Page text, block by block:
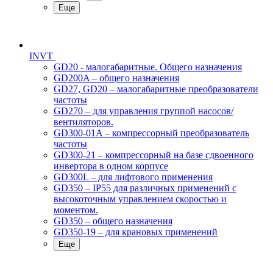
Еще
INVT
GD20 - малогабаритные. Общего назначения
GD200A – общего назначения
GD27, GD20 – малогабаритные преобразователи
частоты
GD270 – для управления группой насосов/
вентиляторов.
GD300-01A – компрессорный преобразователь
частоты
GD300-21 – компрессорный на базе сдвоенного
инвертора в одном корпусе
GD300L – для лифтового применения
GD350 – IP55 для различных применений с
высокоточным управлением скоростью и
моментом.
GD350 – общего назначения
GD350-19 – для крановых применений
Еще